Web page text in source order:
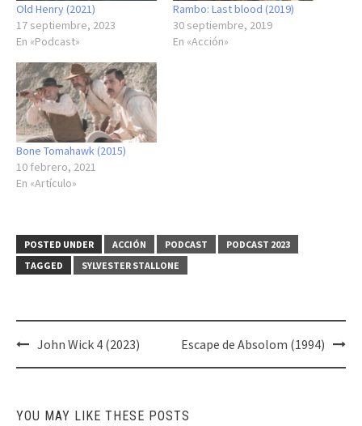
Old Henry (2021)
17 septiembre, 2023
En «Podcast»
Rambo: Last blood (2019)
30 septiembre, 2019
En «Acción»
Bone Tomahawk (2015)
10 febrero, 2021
En «Artículo»
POSTED UNDER ACCIÓN PODCAST
PODCAST 2023
TAGGED
SYLVESTER STALLONE
PostJohn Wick 4 (2023) Escape de Absolom (1994)
YOU MAY LIKE THESE POSTS